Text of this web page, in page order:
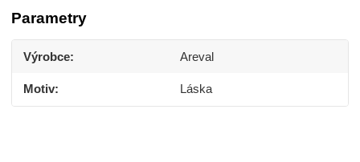
Parametry
Výrobce Areval
Motiv Láska